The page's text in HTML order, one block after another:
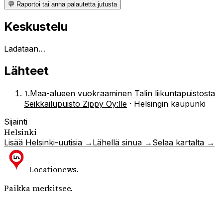
💬 Raportoi tai anna palautetta jutusta
Keskustelu
Ladataan…
Lähteet
1.Maa-alueen vuokraaminen Talin liikuntapuistosta
Seikkailupuisto Zippy Oy:lle · Helsingin kaupunki
Sijainti
Helsinki
Lisää Helsinki-uutisia → Lähellä sinua → Selaa kartalta →
Locationews.
Paikka merkitsee.